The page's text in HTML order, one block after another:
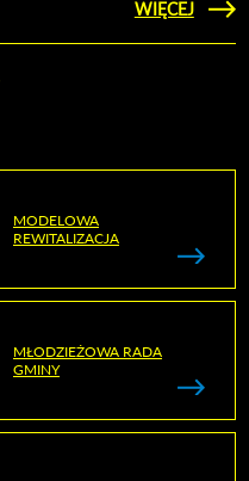
CZYTAJ
WIĘCEJ
MODELOWA
REWITALIZACJA
MŁODZIEŻOWA RADA
GMINY